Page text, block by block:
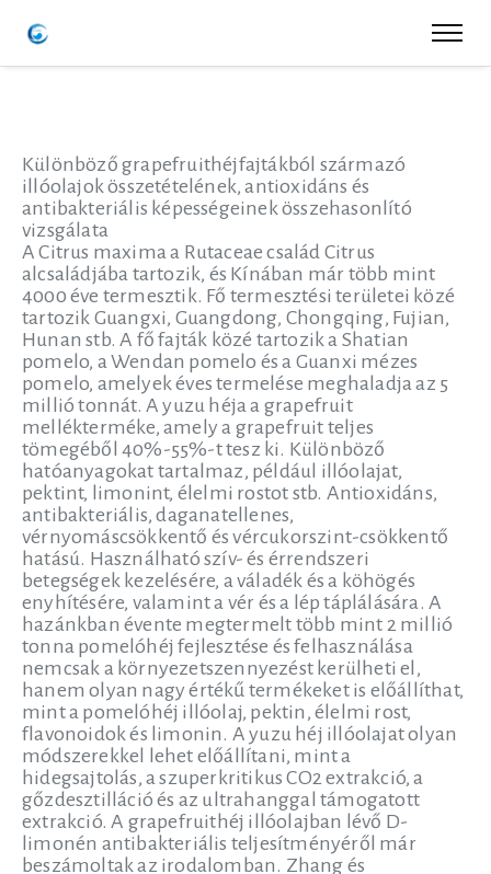
Különböző grapefruithéjfajtákból származó
illóolajok összetételének, antioxidáns és
antibakteriális képességeinek összehasonlító
vizsgálata
A Citrus maxima a Rutaceae család Citrus
alcsaládjába tartozik, és Kínában már több mint
4000 éve termesztik. Fő termesztési területei közé
tartozik Guangxi, Guangdong, Chongqing, Fujian,
Hunan stb. A fő fajták közé tartozik a Shatian
pomelo, a Wendan pomelo és a Guanxi mézes
pomelo, amelyek éves termelése meghaladja az 5
millió tonnát. A yuzu héja a grapefruit
mellékterméke, amely a grapefruit teljes
tömegéből 40%-55%-t tesz ki. Különböző
hatóanyagokat tartalmaz, például illóolajat,
pektint, limonint, élelmi rostot stb. Antioxidáns,
antibakteriális, daganatellenes,
vérnyomáscsökkentő és vércukorszint-csökkentő
hatású. Használható szív- és érrendszeri
betegségek kezelésére, a váladék és a köhögés
enyhítésére, valamint a vér és a lép táplálására. A
hazánkban évente megtermelt több mint 2 millió
tonna pomelóhéj fejlesztése és felhasználása
nemcsak a környezetszennyezést kerülheti el,
hanem olyan nagy értékű termékeket is előállíthat,
mint a pomelóhéj illóolaj, pektin, élelmi rost,
flavonoidok és limonin. A yuzu héj illóolajat olyan
módszerekkel lehet előállítani, mint a
hidegsajtolás, a szuperkritikus CO2 extrakció, a
gőzdesztilláció és az ultrahanggal támogatott
extrakció. A grapefruithéj illóolajban lévő D-
limonén antibakteriális teljesítményéről már
beszámoltak az irodalomban. Zhang és